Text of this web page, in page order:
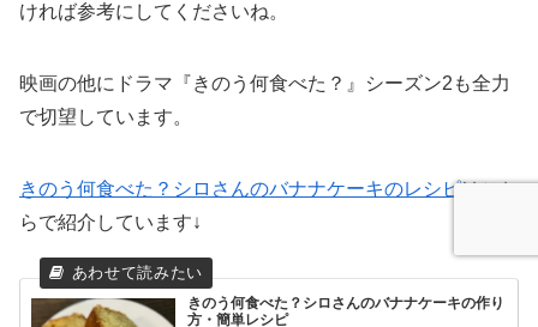
ければ参考にしてくださいね。
映画の他にドラマ『きのう何食べた？』シーズン2も全力
で切望しています。
きのう何食べた？シロさんのバナナケーキのレシピはこち
らで紹介しています↓
きのう何食べた？シロさんのバナナケーキの作り
方・簡単レシピ